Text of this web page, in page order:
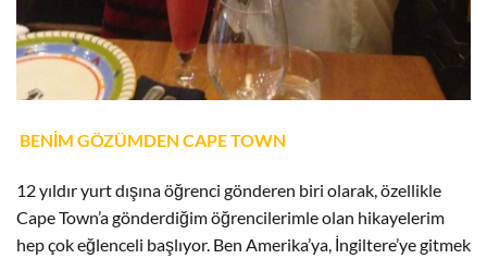
BENİM GÖZÜMDEN CAPE TOWN
12 yıldır yurt dışına öğrenci gönderen biri olarak, özellikle
Cape Town’a gönderdiğim öğrencilerimle olan hikayelerim
hep çok eğlenceli başlıyor. Ben Amerika’ya, İngiltere’ye gitmek